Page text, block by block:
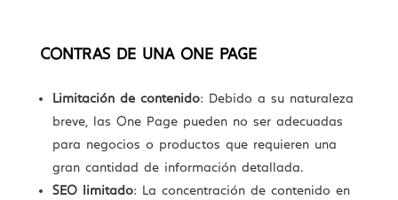
CONTRAS DE UNA ONE PAGE
Limitación de contenido: Debido a su naturaleza
breve, las One Page pueden no ser adecuadas
para negocios o productos que requieren una
gran cantidad de información detallada.
SEO limitado: La concentración de contenido en